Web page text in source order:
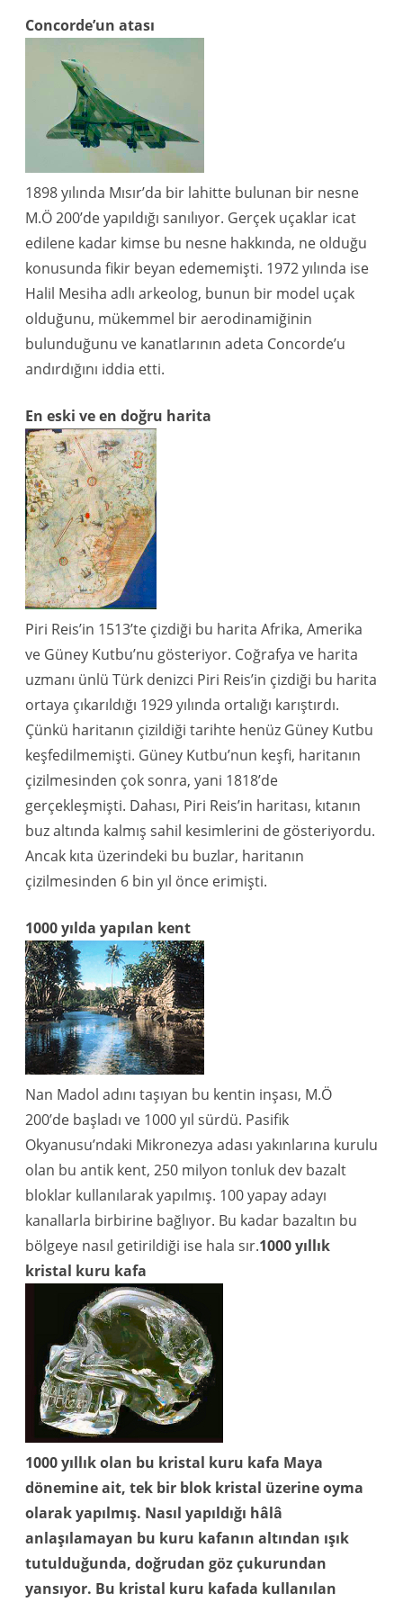
Concorde’un atası
1898 yılında Mısır’da bir lahitte bulunan bir nesne
M.Ö 200’de yapıldığı sanılıyor. Gerçek uçaklar icat
edilene kadar kimse bu nesne hakkında, ne olduğu
konusunda fikir beyan edememişti. 1972 yılında ise
Halil Mesiha adlı arkeolog, bunun bir model uçak
olduğunu, mükemmel bir aerodinamiğinin
bulunduğunu ve kanatlarının adeta Concorde’u
andırdığını iddia etti.
En eski ve en doğru harita
Piri Reis’in 1513’te çizdiği bu harita Afrika, Amerika
ve Güney Kutbu’nu gösteriyor. Coğrafya ve harita
uzmanı ünlü Türk denizci Piri Reis’in çizdiği bu harita
ortaya çıkarıldığı 1929 yılında ortalığı karıştırdı.
Çünkü haritanın çizildiği tarihte henüz Güney Kutbu
keşfedilmemişti. Güney Kutbu’nun keşfi, haritanın
çizilmesinden çok sonra, yani 1818’de
gerçekleşmişti. Dahası, Piri Reis’in haritası, kıtanın
buz altında kalmış sahil kesimlerini de gösteriyordu.
Ancak kıta üzerindeki bu buzlar, haritanın
çizilmesinden 6 bin yıl önce erimişti.
1000 yılda yapılan kent
Nan Madol adını taşıyan bu kentin inşası, M.Ö
200’de başladı ve 1000 yıl sürdü. Pasifik
Okyanusu’ndaki Mikronezya adası yakınlarına kurulu
olan bu antik kent, 250 milyon tonluk dev bazalt
bloklar kullanılarak yapılmış. 100 yapay adayı
kanallarla birbirine bağlıyor. Bu kadar bazaltın bu
bölgeye nasıl getirildiği ise hala sır.1000 yıllık
kristal kuru kafa
1000 yıllık olan bu kristal kuru kafa Maya
dönemine ait, tek bir blok kristal üzerine oyma
olarak yapılmış. Nasıl yapıldığı hâlâ
anlaşılamayan bu kuru kafanın altından ışık
tutulduğunda, doğrudan göz çukurundan
yansıyor. Bu kristal kuru kafada kullanılan